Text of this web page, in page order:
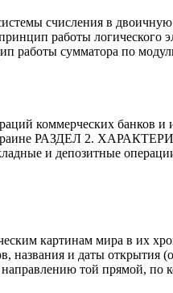
счисления в
работы логического
работы сумматора по
банков и их
в Украине РАЗДЕЛ 2.
и депозитные операции
картинам мира в их
названия и даты открытия
той прямой, по